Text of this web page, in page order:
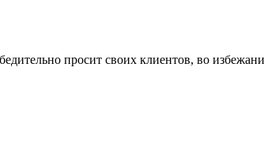
просит своих клиентов, во